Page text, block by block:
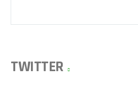
TWITTER